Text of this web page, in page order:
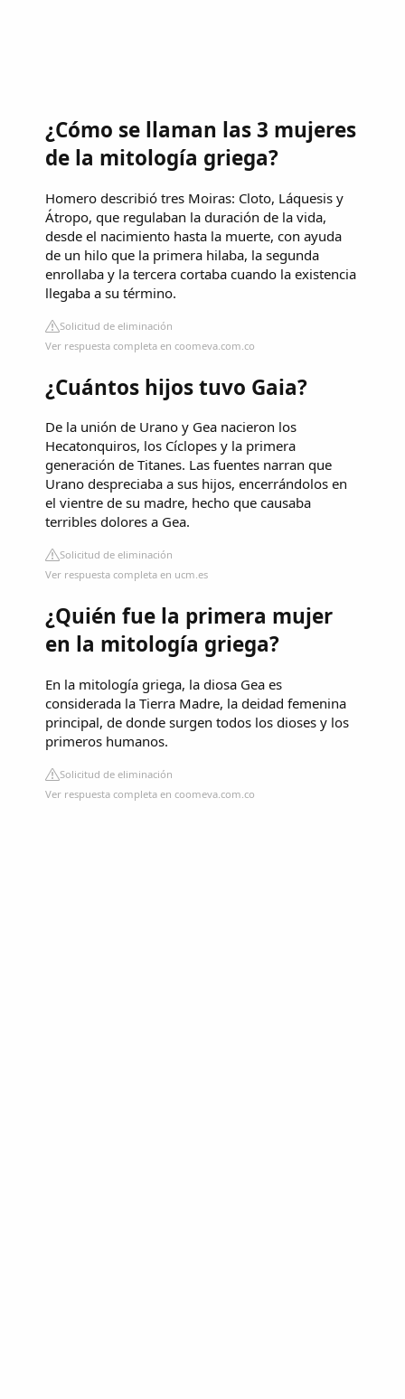
¿Cómo se llaman las 3 mujeres
de la mitología griega?
Homero describió tres Moiras: Cloto, Láquesis y
Átropo, que regulaban la duración de la vida,
desde el nacimiento hasta la muerte, con ayuda
de un hilo que la primera hilaba, la segunda
enrollaba y la tercera cortaba cuando la existencia
llegaba a su término.
Solicitud de eliminación
Ver respuesta completa en coomeva.com.co
¿Cuántos hijos tuvo Gaia?
De la unión de Urano y Gea nacieron los
Hecatonquiros, los Cíclopes y la primera
generación de Titanes. Las fuentes narran que
Urano despreciaba a sus hijos, encerrándolos en
el vientre de su madre, hecho que causaba
terribles dolores a Gea.
Solicitud de eliminación
Ver respuesta completa en ucm.es
¿Quién fue la primera mujer
en la mitología griega?
En la mitología griega, la diosa Gea es
considerada la Tierra Madre, la deidad femenina
principal, de donde surgen todos los dioses y los
primeros humanos.
Solicitud de eliminación
Ver respuesta completa en coomeva.com.co